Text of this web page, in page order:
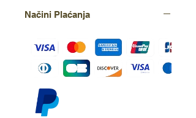
Načini Plaćanja